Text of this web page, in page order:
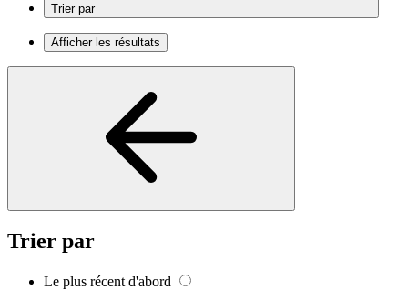
Trier par
Afficher les résultats
Trier par
Le plus récent d'abord